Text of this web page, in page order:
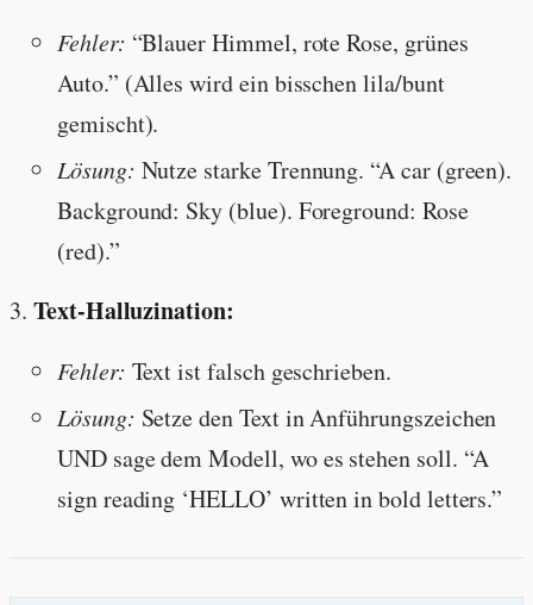
Fehler: “Blauer Himmel, rote Rose, grünes
Auto.” (Alles wird ein bisschen lila/bunt
gemischt).
Lösung: Nutze starke Trennung. “A car (green).
Background: Sky (blue). Foreground: Rose
(red).”
Text-Halluzination:
Fehler: Text ist falsch geschrieben.
Lösung: Setze den Text in Anführungszeichen
UND sage dem Modell, wo es stehen soll. “A
sign reading ‘HELLO’ written in bold letters.”